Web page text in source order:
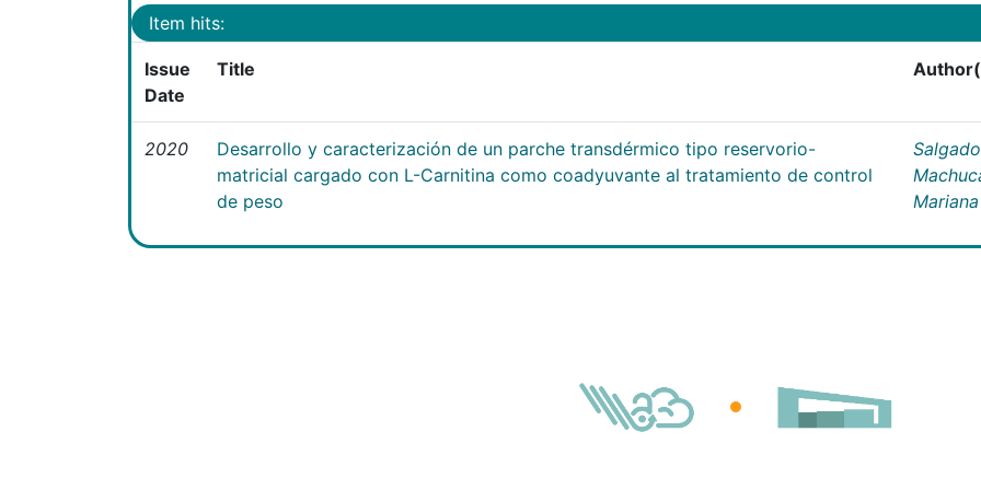
Item hits:
Issue
Date
Title
2020
Desarrollo y caracterización de un parche transdérmico tipo reservorio-
matricial cargado con L-Carnitina como coadyuvante al tratamiento de control
de peso
Salgado
Mariana